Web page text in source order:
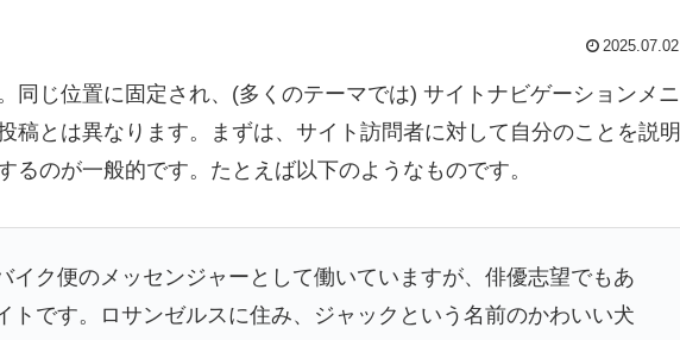
2025.07.02
同じ位置に固定され、(多くのテーマでは) サイトナビゲーションメニ
稿とは異なります。まずは、サイト訪問者に対して自分のことを説明
るのが一般的です。たとえば以下のようなものです。
イク便のメッセンジャーとして働いていますが、俳優志望でもあ
トです。ロサンゼルスに住み、ジャックという名前のかわいい犬